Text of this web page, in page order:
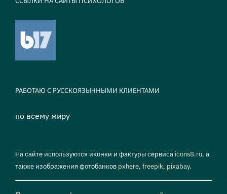
РАБОТАЮ С РУССКОЯЗЫЧНЫМИ КЛИЕНТАМИ
по всему миру
На сайте используются иконки и фактуры сервиса icons8.ru, а
также изображения фотобанков pxhere, freepik, pixabay.